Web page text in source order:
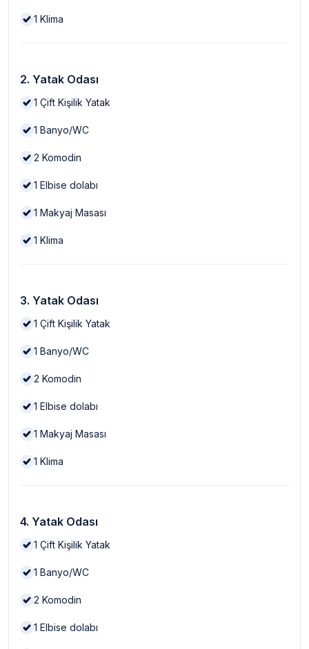
1 Klima
2. Yatak Odası
1 Çift Kişilik Yatak
1 Banyo/WC
2 Komodin
1 Elbise dolabı
1 Makyaj Masası
1 Klima
3. Yatak Odası
1 Çift Kişilik Yatak
1 Banyo/WC
2 Komodin
1 Elbise dolabı
1 Makyaj Masası
1 Klima
4. Yatak Odası
1 Çift Kişilik Yatak
1 Banyo/WC
2 Komodin
1 Elbise dolabı